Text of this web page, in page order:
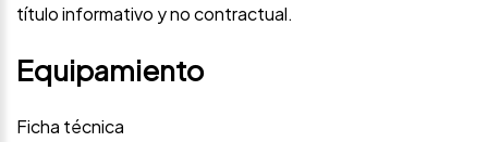
título informativo y no contractual.
Equipamiento
Ficha técnica